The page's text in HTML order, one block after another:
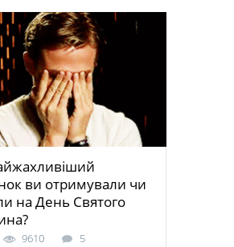
ви отримували чи
на День Святого
9610 5